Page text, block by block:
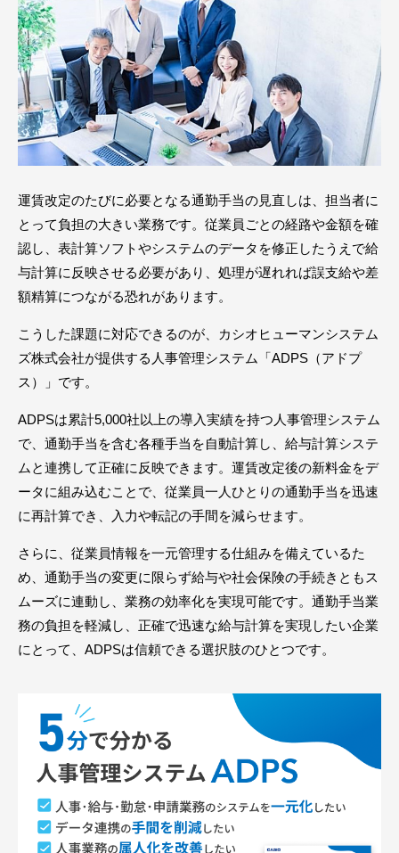
運賃改定のたびに必要となる通勤手当の見直しは、担当者に
とって負担の大きい業務です。従業員ごとの経路や金額を確
認し、表計算ソフトやシステムのデータを修正したうえで給
与計算に反映させる必要があり、処理が遅れれば誤支給や差
額精算につながる恐れがあります。
こうした課題に対応できるのが、カシオヒューマンシステム
ズ株式会社が提供する人事管理システム「ADPS（アドプ
ス）」です。
ADPSは累計5,000社以上の導入実績を持つ人事管理システム
で、通勤手当を含む各種手当を自動計算し、給与計算システ
ムと連携して正確に反映できます。運賃改定後の新料金をデ
ータに組み込むことで、従業員一人ひとりの通勤手当を迅速
に再計算でき、入力や転記の手間を減らせます。
さらに、従業員情報を一元管理する仕組みを備えているた
め、通勤手当の変更に限らず給与や社会保険の手続きともス
ムーズに連動し、業務の効率化を実現可能です。通勤手当業
務の負担を軽減し、正確で迅速な給与計算を実現したい企業
にとって、ADPSは信頼できる選択肢のひとつです。
無料個別相談会
イベント・セミナー
メンバーズサイト